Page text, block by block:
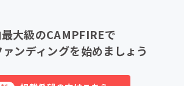
大級のCAMPFIREで
ンディングを始めましょう